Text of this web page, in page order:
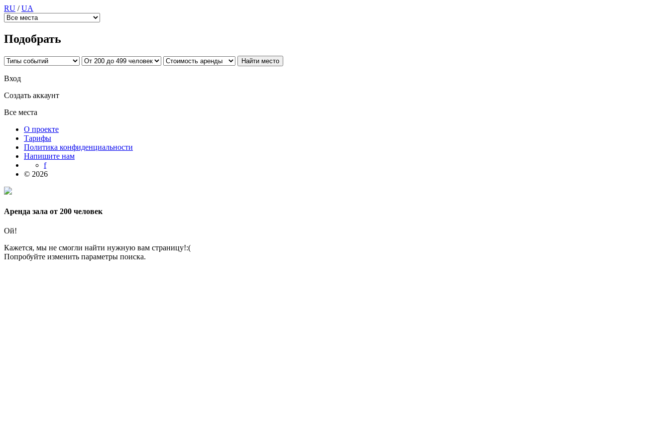
RU /UA
Подобрать
Вход
Создать аккаунт
Все места
О проекте
Тарифы
Политика конфиденциальности
Напишите нам
f
© 2026
Аренда зала от 200 человек
Ой!
Кажется, мы не смогли найти нужную вам страницу!:(
Попробуйте изменить параметры поиска.